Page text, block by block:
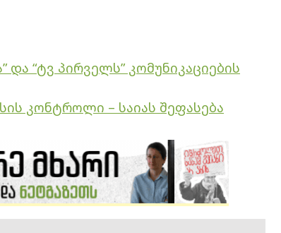
და “ტვ პირველს” კომუნიკაციების
კონტროლი – საიას შეფასება